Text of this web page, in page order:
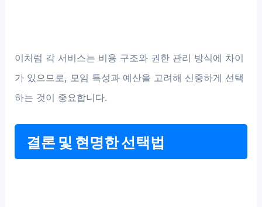
이처럼 각 서비스는 비용 구조와 권한 관리 방식에 차이
가 있으므로, 모임 특성과 예산을 고려해 신중하게 선택
하는 것이 중요합니다.
결론 및 현명한 선택법